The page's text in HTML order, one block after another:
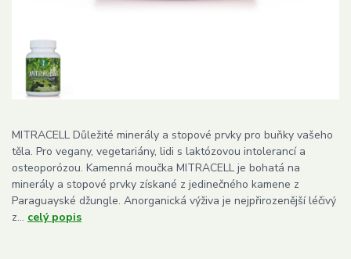
MITRACELL Důležité minerály a stopové prvky pro buňky vašeho
těla. Pro vegany, vegetariány, lidi s laktózovou intolerancí a
osteoporózou. Kamenná moučka MITRACELL je bohatá na
minerály a stopové prvky získané z jedinečného kamene z
Paraguayské džungle. Anorganická výživa je nejpřirozenější léčivý
z... celý popis